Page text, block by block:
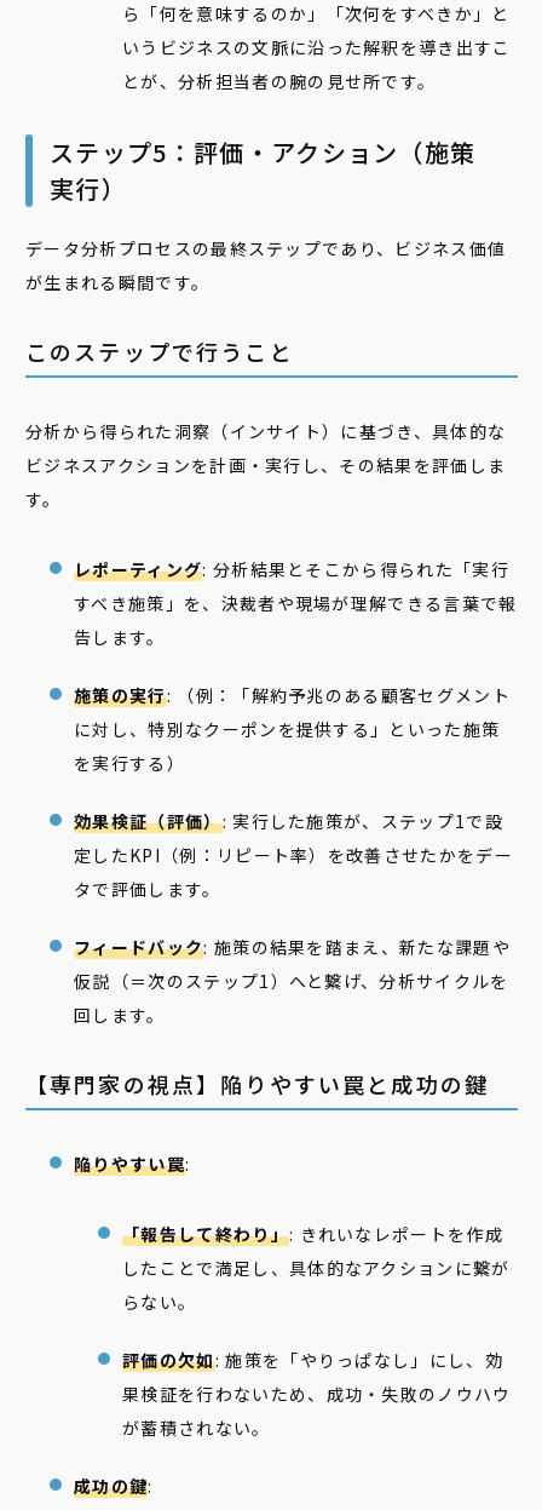
ら「何を意味するのか」「次何をすべきか」と
いうビジネスの文脈に沿った解釈を導き出すこ
とが、分析担当者の腕の見せ所です。
ステップ5：評価・アクション（施策
実行）
データ分析プロセスの最終ステップであり、ビジネス価値
が生まれる瞬間です。
このステップで行うこと
分析から得られた洞察（インサイト）に基づき、具体的な
ビジネスアクションを計画・実行し、その結果を評価しま
す。
レポーティング: 分析結果とそこから得られた「実行
すべき施策」を、決裁者や現場が理解できる言葉で報
告します。
施策の実行: （例：「解約予兆のある顧客セグメント
に対し、特別なクーポンを提供する」といった施策
を実行する）
効果検証（評価）: 実行した施策が、ステップ1で設
定したKPI（例：リピート率）を改善させたかをデー
タで評価します。
フィードバック: 施策の結果を踏まえ、新たな課題や
仮説（＝次のステップ1）へと繋げ、分析サイクルを
回します。
【専門家の視点】陥りやすい罠と成功の鍵
陥りやすい罠:
「報告して終わり」: きれいなレポートを作成
したことで満足し、具体的なアクションに繋が
らない。
評価の欠如: 施策を「やりっぱなし」にし、効
果検証を行わないため、成功・失敗のノウハウ
が蓄積されない。
成功の鍵: